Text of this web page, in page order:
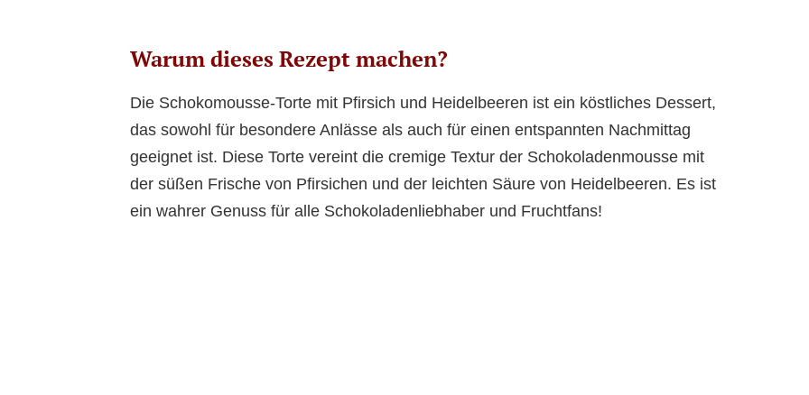
Warum dieses Rezept machen?
Die Schokomousse-Torte mit Pfirsich und Heidelbeeren ist ein köstliches Dessert,
das sowohl für besondere Anlässe als auch für einen entspannten Nachmittag
geeignet ist. Diese Torte vereint die cremige Textur der Schokoladenmousse mit
der süßen Frische von Pfirsichen und der leichten Säure von Heidelbeeren. Es ist
ein wahrer Genuss für alle Schokoladenliebhaber und Fruchtfans!